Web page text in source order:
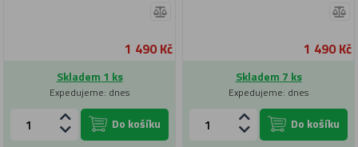
1 490 Kč
Skladem 1 ks
Expedujeme: dnes
Do košíku
1 490 Kč
Skladem 7 ks
Expedujeme: dnes
Do košíku